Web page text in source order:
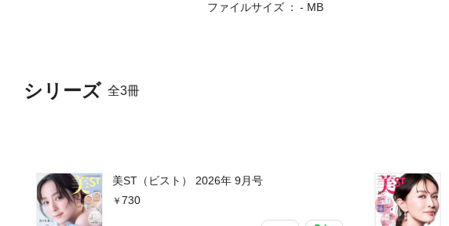
シリーズ 全3冊
美ST（ビスト） 2026年 9月号
730
ファイルサイズ
- MB